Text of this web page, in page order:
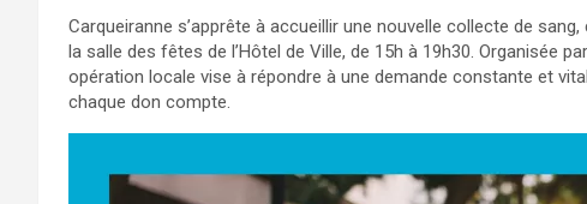
Carqueiranne s’apprête à accueillir une nouvelle collecte de
la salle des fêtes de l’Hôtel de Ville, de 15h à 19h30. Organisée
opération locale vise à répondre à une demande constante et
chaque don compte.